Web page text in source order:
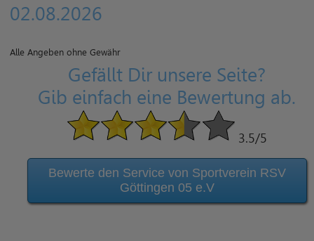
02.08.2026
Alle Angeben ohne Gewähr
Gefällt Dir unsere Seite?
Gib einfach eine Bewertung ab.
3.5/5
Bewerte den Service von Sportverein RSV
Göttingen 05 e.V